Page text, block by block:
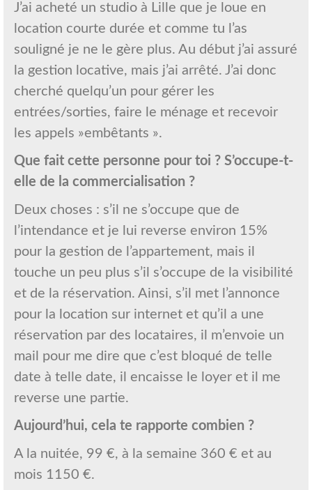
J’ai acheté un studio à Lille que je loue en
location courte durée et comme tu l’as
souligné je ne le gère plus. Au début j’ai assuré
la gestion locative, mais j’ai arrêté. J’ai donc
cherché quelqu’un pour gérer les
entrées/sorties, faire le ménage et recevoir
les appels »embêtants ».
Que fait cette personne pour toi ? S’occupe-t-
elle de la commercialisation ?
Deux choses : s’il ne s’occupe que de
l’intendance et je lui reverse environ 15%
pour la gestion de l’appartement, mais il
touche un peu plus s’il s’occupe de la visibilité
et de la réservation. Ainsi, s’il met l’annonce
pour la location sur internet et qu’il a une
réservation par des locataires, il m’envoie un
mail pour me dire que c’est bloqué de telle
date à telle date, il encaisse le loyer et il me
reverse une partie.
Aujourd’hui, cela te rapporte combien ?
A la nuitée, 99 €, à la semaine 360 € et au
mois 1150 €.